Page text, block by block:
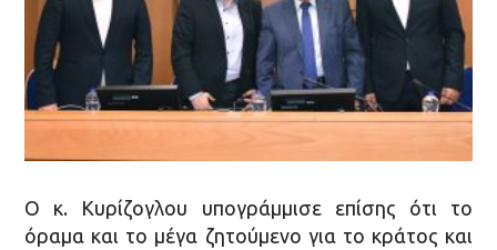
Ο κ. Κυρίζογλου υπογράμμισε επίσης ότι το
όραμα και το μέγα ζητούμενο για το κράτος και